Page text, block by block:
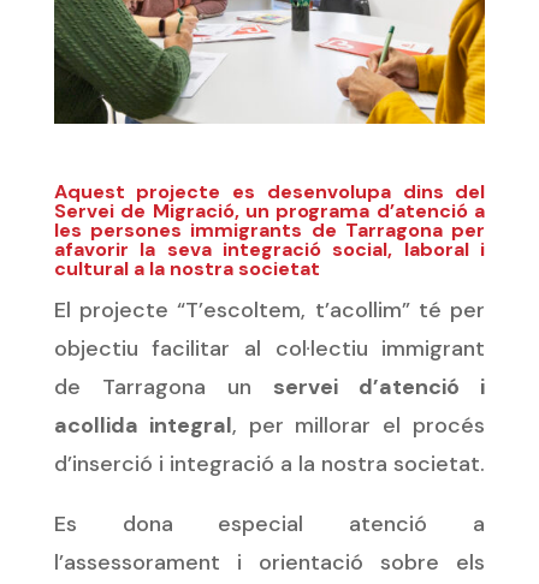
Aquest projecte es desenvolupa dins del
Servei de Migració, un programa d’atenció a
les persones immigrants de Tarragona per
afavorir la seva integració social, laboral i
cultural a la nostra societat
El projecte “T’escoltem, t’acollim” té per
objectiu facilitar al col·lectiu immigrant
de Tarragona un servei d’atenció i
acollida integral, per millorar el procés
d’inserció i integració a la nostra societat.
Es dona especial atenció a
l’assessorament i orientació sobre els